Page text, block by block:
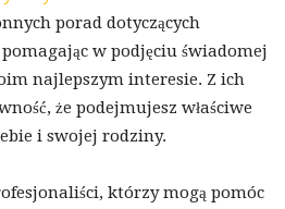
porad dotyczących
w podjęciu świadomej
najlepszym interesie. Z ich
że podejmujesz właściwe
i swojej rodziny.
którzy mogą pomóc